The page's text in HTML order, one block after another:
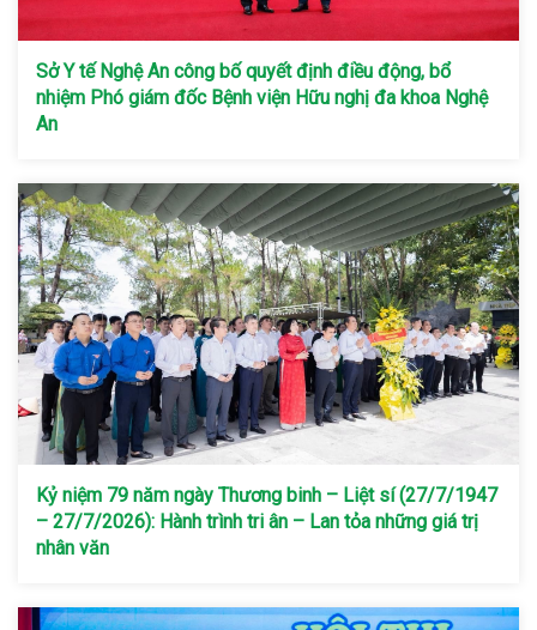
Sở Y tế Nghệ An công bố quyết định điều động, bổ
nhiệm Phó giám đốc Bệnh viện Hữu nghị đa khoa Nghệ
An
Kỷ niệm 79 năm ngày Thương binh – Liệt sí (27/7/1947
– 27/7/2026): Hành trình tri ân – Lan tỏa những giá trị
nhân văn